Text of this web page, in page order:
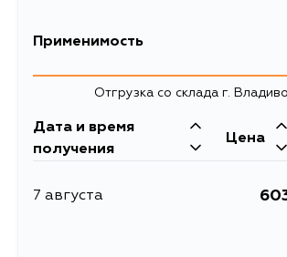
Описание
Применимость
MazdaОтгрузка со склада г.
Дата и время
получения
Цена
7 августа